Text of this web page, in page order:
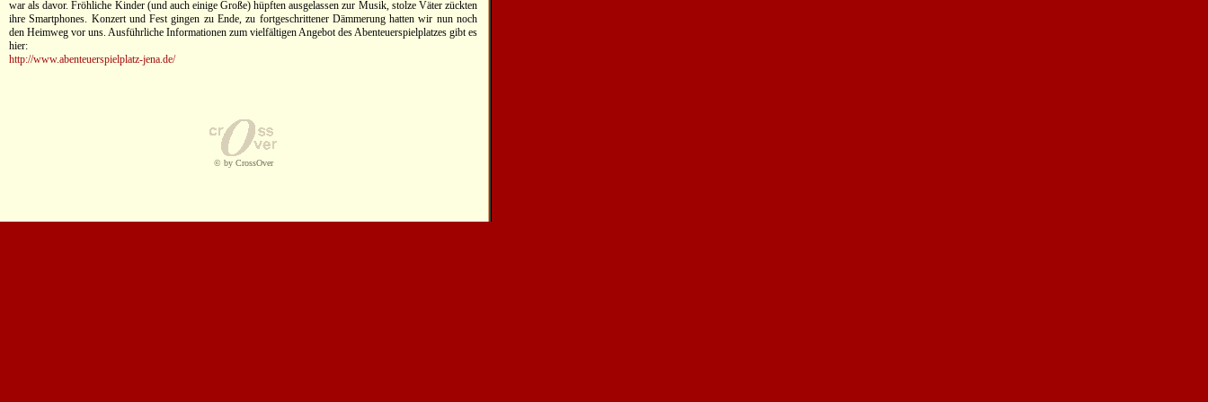
war als davor. Fröhliche Kinder (und auch einige Große) hüpften ausgelassen zur Musik, stolze Väter zückten
ihre Smartphones. Konzert und Fest gingen zu Ende, zu fortgeschrittener Dämmerung hatten wir nun noch
den Heimweg vor uns. Ausführliche Informationen zum vielfältigen Angebot des Abenteuerspielplatzes gibt es
hier:
http://www.abenteuerspielplatz-jena.de/
© by CrossOver